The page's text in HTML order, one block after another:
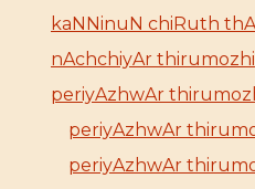
kaNNinuN chiRuth
nAchchiyAr thirumozhi
periyAzhwAr
periyAzhwAr
periyAzhwAr